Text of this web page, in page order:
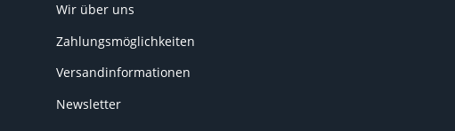
Wir über uns
Zahlungsmöglichkeiten
Versandinformationen
Newsletter